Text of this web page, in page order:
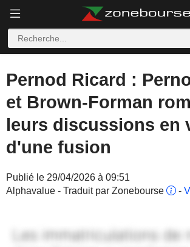
Pernod Ricard :
et Brown-Forman
leurs discussions en
d'une fusion
Publié le 29/04/2026 à 09:51
Alphavalue - Traduit par Zonebourse
-